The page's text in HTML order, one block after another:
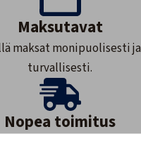
Maksutavat
maksat monipuolisesti ja
turvallisesti.
Nopea toimitus